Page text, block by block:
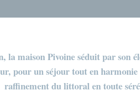
la maison Pivoine séduit par
pour un séjour tout en
raffinement du littoral en toute